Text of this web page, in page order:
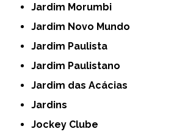
Jardim Morumbi
Jardim Novo Mundo
Jardim Paulista
Jardim Paulistano
Jardim das Acácias
Jardins
Jockey Clube